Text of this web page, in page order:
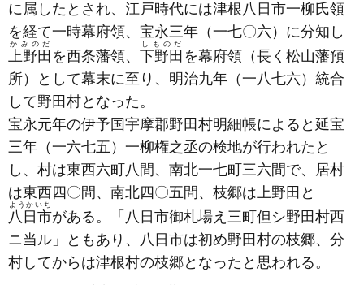
に属したとされ、江戸時代には津根八日市一柳氏領
を経て一時幕府領、宝永三年 （一七〇六） に分知し
上野田
かみのだ
を西条藩領、 下野田
しものだ
を幕府領 （長く松山藩預
所）
として幕末に至り、明治九年 （一八七六） 統合
して野田村となった。
宝永元年の伊予国宇摩郡野田村明細帳によると延宝
三年 （一六七五） 一柳権之丞の検地が行われたと
し、村は東西六町八間、南北一七町三六間で、居村
は東西四〇間、南北四〇五間、枝郷は上野田と
八日市
ようかいち
がある。「八日市御札場え三町但シ野田村西
ニ当ル」ともあり、八日市は初め野田村の枝郷、分
村してからは津根村の枝郷となったと思われる。